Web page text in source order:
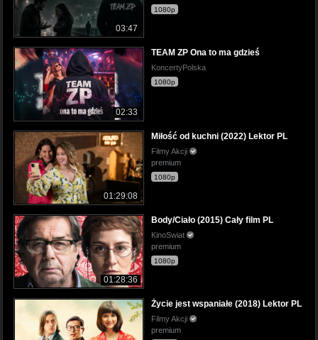
03:47
1080p
02:33
TEAM ZP Ona to ma gdzieś
KoncertyPolska
1080p
01:29:08
Miłość od kuchni (2022) Lektor PL
Filmy Akcji
premium
1080p
01:28:36
Body/Ciało (2015) Cały film PL
KinoSwiat
premium
1080p
Życie jest wspaniałe (2018) Lektor PL
Filmy Akcji
premium